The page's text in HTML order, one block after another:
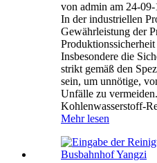
von admin am 24-09-
In der industriellen
Gewährleistung der
Produktionssicherheit
Insbesondere die
strikt gemäß den
sein, um unnötige,
Unfälle zu
Kohlenwasserstoff-
Mehr lesen